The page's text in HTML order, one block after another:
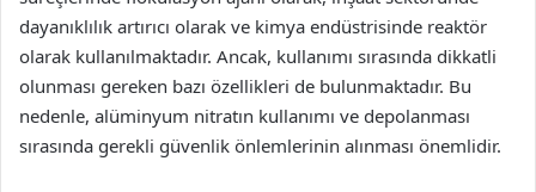
dayanıklılık artırıcı olarak ve kimya endüstrisinde reaktör
olarak kullanılmaktadır. Ancak, kullanımı sırasında dikkatli
olunması gereken bazı özellikleri de bulunmaktadır. Bu
nedenle, alüminyum nitratın kullanımı ve depolanması
sırasında gerekli güvenlik önlemlerinin alınması önemlidir.